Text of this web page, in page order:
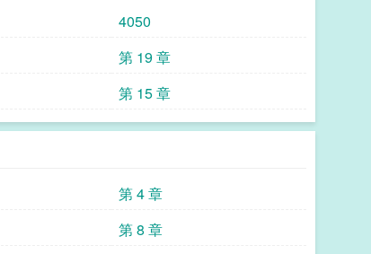
去了南风馆。迎客第一天，他就被望京那位高
了王府别院。他怀着忐忑不安的心情去伺候那
听到那丰厚的报酬，当即答应了下来。他忍着
。即便每次喂完蛊虫，他的身体都会每况愈
死前，好好为他的阿娘和妹妹铺路。*沈清晏
明明被喂蛊虫时，他疼得都快昏过去了，却
稍微受点风就会出一身冷汗，却总是在他面前
悔不该找林疏来试药，不该让他来饲蛊。他看
，他也不想救了。凭什么要用林疏的健康，来
4050
第 19 章
第 15 章
第 4 章
第 8 章